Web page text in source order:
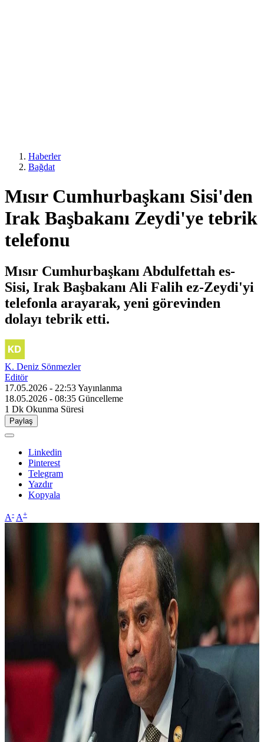
Haberler
Bağdat
Mısır Cumhurbaşkanı Sisi'den
Irak Başbakanı Zeydi'ye tebrik
telefonu
Mısır Cumhurbaşkanı Abdulfettah es-
Sisi, Irak Başbakanı Ali Falih ez-Zeydi'yi
telefonla arayarak, yeni görevinden
dolayı tebrik etti.
K. Deniz Sönmezler
Editör
17.05.2026 - 22:53Yayınlanma
18.05.2026 - 08:35 Güncelleme
1 Dk Okunma Süresi
Paylaş
Linkedin
Pinterest
Telegram
Yazdır
Kopyala
A- A+